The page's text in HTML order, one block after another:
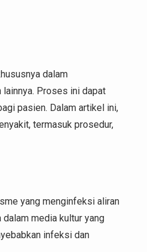
dalam
Proses ini dapat
pasien. Dalam artikel ini,
termasuk prosedur,
yang menginfeksi aliran
media kultur yang
infeksi dan